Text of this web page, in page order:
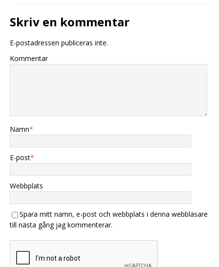
Skriv en kommentar
E-postadressen publiceras inte.
Kommentar
Namn*
E-post*
Webbplats
Spara mitt namn, e-post och webbplats i denna webbläsare
till nästa gång jag kommenterar.